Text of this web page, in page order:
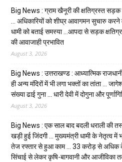
Big News : ग्राम खैनूरी की क्षतिग्रस्त सड़क
… अधिकारियों को शीघ्र आवागमन सुचारु करने
धामी को बताई समस्या …आपदा से सड़क
की आवाजाही प्रभावित
August 3, 2026
Big News : उत्तराखण्ड : आध्यात्मिक
ही अन्य मंदिरों में भी लगा भक्तों का तांता …
संख्या ढाई गुना … धारी देवी में दोगुना और
August 3, 2026
Big News : एक साल बाद बदली धराली की
खड़ी हुई जिंदगी … मुख्यमंत्री धामी के नेतृत्व में
तेज रफ्तार से हुआ काम … ₹33 करोड़ से अधिक
सिंचाई से लेकर कृषि-बागवानी और आजीविका